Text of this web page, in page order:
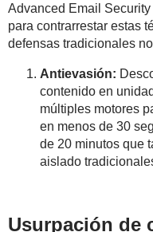
Advanced Email
para contrarrestar estas
defensas tradicionales
Antievasión:
contenido en
múltiples motores
en menos de 30
de 20 minutos que
aislado
Usurpación de